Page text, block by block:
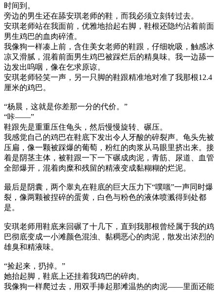
时间到。
旁边的男生还在舔安琪老师的鞋，而我必须立刻转过去。
安琪老师站在我面前，优雅地抬起右脚，鞋根还隐约沾着前面
男生鸡巴的血肉碎渣。
我像狗一样凑上前，含住美女老师的鞋跟，仔细吮吸，触感冰
凉又滑腻，混着前面男生鸡巴被踩烂后的精臭味。我一边舔一
边发出呜咽，像在乞求原谅。
安琪老师轻笑一声，另一只脚的鞋跟精准地对准了我那根12.4
厘米的鸡巴。
“杨晨，这就是你差那一分的代价。”
“咔——”
鞋跟先是重重压住龟头，然后慢慢旋转、碾压。
我感觉自己的鸡巴在鞋底下发出令人牙酸的碎裂声。龟头先被
压扁，像一颗被踩爆的葡萄，粉红的肉浆从马眼里挤出来。接
着是阴茎主体，被鞋跟一下一下碾成肉泥，青筋、尿道、血管
全部爆开，混着肉糜和残留的精液变成黏糊糊的烂泥。
最后是阴囊，两个睾丸在鞋底的巨大压力下“噗嗤”一声同时爆
裂，像两颗被捏碎的蛋黄，白色与粉色的液体喷溅得到处都
是。
安琪老师用鞋底来回碾了十几下，直到我那根曾经属于我的鸡
巴彻底变成一小滩颜色混浊、黏稠恶心的肉泥，散发出浓烈的
雄臭和精液味。
“捡起来，扔掉。”
她抬起脚，鞋底上还挂着我鸡巴的碎肉。
我像狗一样爬过去，用双手捧起那滩温热的肉泥——里面还能